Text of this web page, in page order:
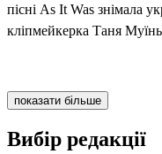
пісні As It Was знімала
кліпмейкерка Таня
показати більше
Вибір редакції